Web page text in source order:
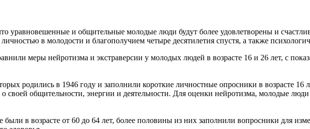
уравновешенные и общительные молодые люди будут более удовлетворены и
в молодости и благополучием четыре десятилетия спустя, а также
меры нейротизма и экстраверсии у молодых людей в возрасте 16 и 26 лет, с
родились в 1946 году и заполнили короткие личностные опросники в возрасте 16
о своей общительности, энергии и деятельности. Для оценки нейротизма, молодые
были в возрасте от 60 до 64 лет, более половины из них заполнили вопросники для